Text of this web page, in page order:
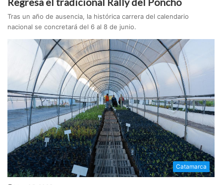
Tras un año de ausencia, la histórica carrera del calendario
nacional se concretará del 6 al 8 de junio.
Catamarca